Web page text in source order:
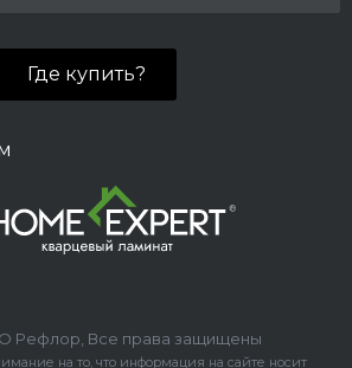
Где купить?
Рефлор, Все права защищены
на то, что информация на сайте носит